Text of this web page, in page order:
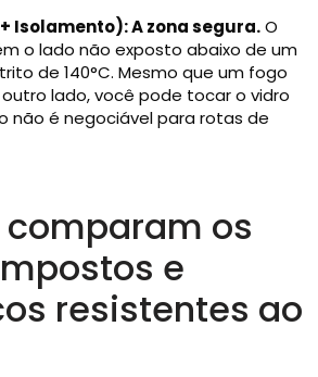
Isolamento): A zona segura.O
o lado não exposto abaixo de um
de 140°C. Mesmo que um fogo
lado, você pode tocar o vidro
não é negociável para rotas de
os
e
resistentes ao